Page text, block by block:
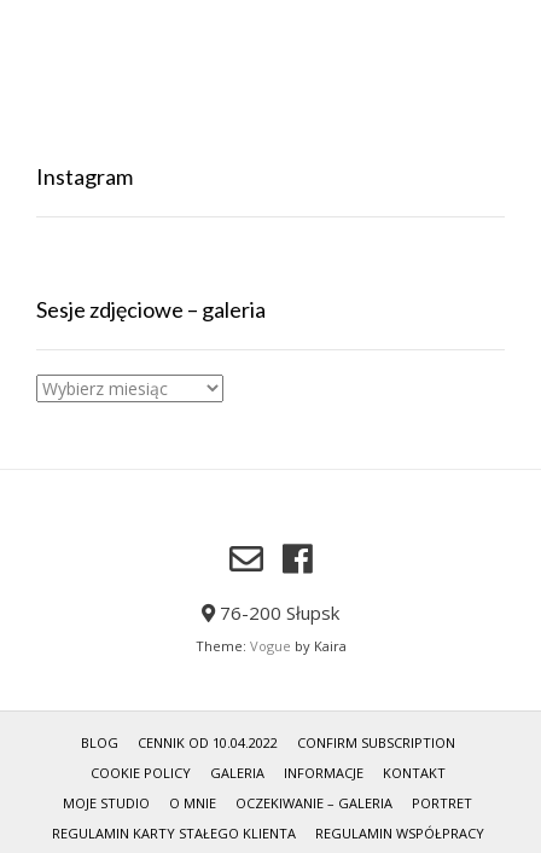
Instagram
Sesje zdjęciowe – galeria
Sesje
76-200 Słupsk
Theme: Vogue by Kaira
BLOG CENNIK OD 10.04.2022
CONFIRM SUBSCRIPTION
COOKIE POLICY
GALERIA INFORMACJE
KONTAKT
MOJE STUDIO
O MNIE OCZEKIWANIE – GALERIA
PORTRET
REGULAMIN KARTY STAŁEGO KLIENTA
REGULAMIN WSPÓŁPRACY